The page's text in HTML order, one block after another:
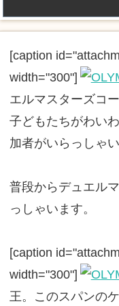
[caption
width="300"]
エルマスターズコ
子どもたちがわい
加者がいらっしゃ
普段からデュエル
っしゃいます。
[caption
width="300"]
王。このスパンの